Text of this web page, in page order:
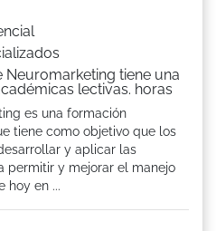
Neuromarketing tiene una
lectivas. horas
es una formación
tiene como objetivo que los
y aplicar las
permitir y mejorar el manejo
hoy en ...